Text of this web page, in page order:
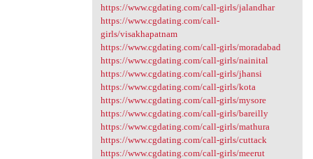
https://www.cgdating.com/call-girls/jalandhar
https://www.cgdating.com/call-
girls/visakhapatnam
https://www.cgdating.com/call-girls/moradabad
https://www.cgdating.com/call-girls/nainital
https://www.cgdating.com/call-girls/jhansi
https://www.cgdating.com/call-girls/kota
https://www.cgdating.com/call-girls/mysore
https://www.cgdating.com/call-girls/bareilly
https://www.cgdating.com/call-girls/mathura
https://www.cgdating.com/call-girls/cuttack
https://www.cgdating.com/call-girls/meerut